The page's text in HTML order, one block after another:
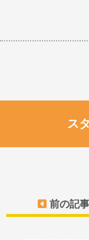
ス
前の記事